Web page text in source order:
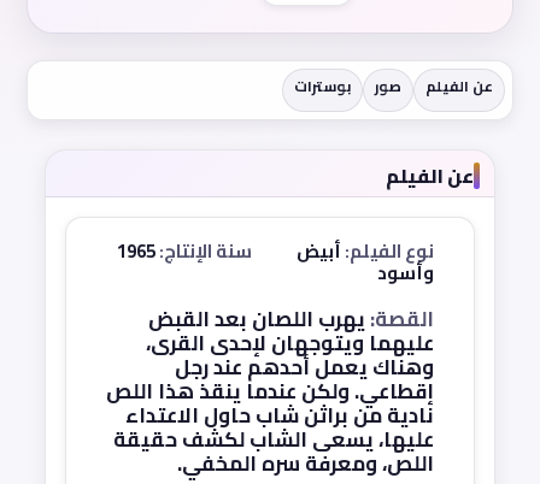
عن الفيلم صور بوسترات
عن الفيلم
نوع الفيلم:أبيض
وأسود
سنة الإنتاج:
القصة:يهرب اللصان بعد القبض
عليهما ويتوجهان لإحدى القرى،
وهناك يعمل أحدهم عند رجل
إقطاعي. ولكن عندما ينقذ هذا اللص
نادية من براثن شاب حاول الاعتداء
عليها، يسعى الشاب لكشف حقيقة
اللص، ومعرفة سره المخفي.